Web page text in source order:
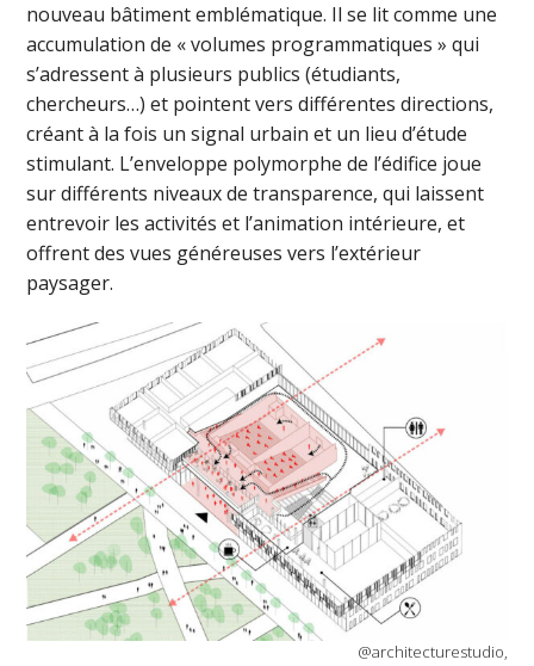
nouveau bâtiment emblématique. Il se lit comme une
accumulation de « volumes programmatiques » qui
s’adressent à plusieurs publics (étudiants,
chercheurs…) et pointent vers différentes directions,
créant à la fois un signal urbain et un lieu d’étude
stimulant. L’enveloppe polymorphe de l’édifice joue
sur différents niveaux de transparence, qui laissent
entrevoir les activités et l’animation intérieure, et
offrent des vues généreuses vers l’extérieur
paysager.
@architecturestudio,